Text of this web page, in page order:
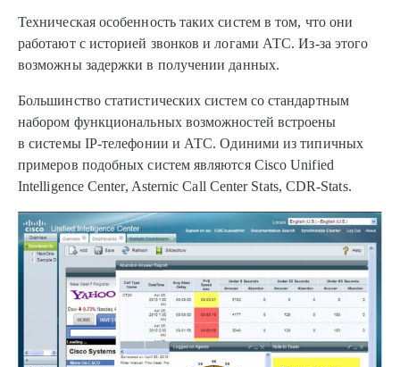
Техническая особенность таких систем в том, что они
работают с историей звонков и логами АТС. Из-за этого
возможны задержки в получении данных.
Большинство статистических систем со стандартным
набором функциональных возможностей встроены
в системы IP-телефонии и АТС. Одиними из типичных
примеров подобных систем являются Cisco Unified
Intelligence Center, Asternic Call Center Stats, CDR-Stats.